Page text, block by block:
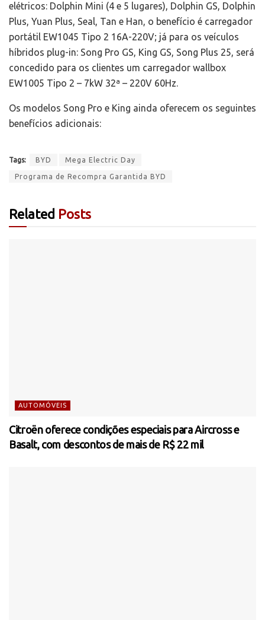
elétricos: Dolphin Mini (4 e 5 lugares), Dolphin GS, Dolphin
Plus, Yuan Plus, Seal, Tan e Han, o benefício é carregador
portátil EW1045 Tipo 2 16A-220V; já para os veículos
híbridos plug-in: Song Pro GS, King GS, Song Plus 25, será
concedido para os clientes um carregador wallbox
EW1005 Tipo 2 – 7kW 32ª – 220V 60Hz.
Os modelos Song Pro e King ainda oferecem os seguintes
benefícios adicionais:
Tags: BYD Mega Electric Day
Programa de Recompra Garantida BYD
Related Posts
AUTOMÓVEIS
Citroën oferece condições especiais para Aircross e
Basalt, com descontos de mais de R$ 22 mil